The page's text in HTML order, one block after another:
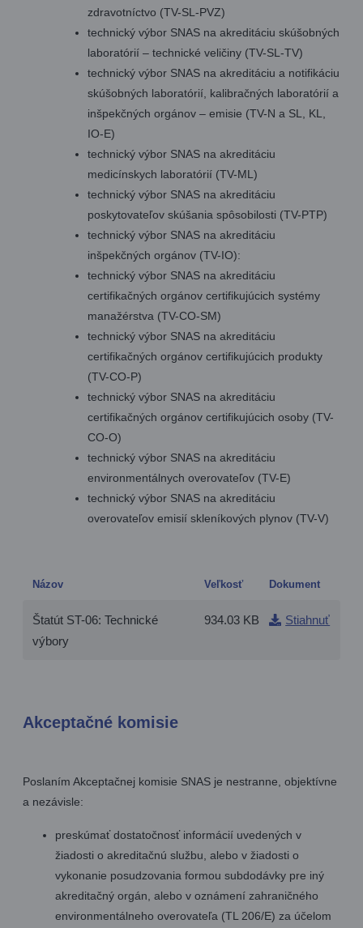
zdravotníctvo (TV-SL-PVZ)
technický výbor SNAS na akreditáciu skúšobných
laboratórií – technické veličiny (TV-SL-TV)
technický výbor SNAS na akreditáciu a notifikáciu
skúšobných laboratórií, kalibračných laboratórií a
inšpekčných orgánov – emisie (TV-N a SL, KL,
IO-E)
technický výbor SNAS na akreditáciu
medicínskych laboratórií (TV-ML)
technický výbor SNAS na akreditáciu
poskytovateľov skúšania spôsobilosti (TV-PTP)
technický výbor SNAS na akreditáciu
inšpekčných orgánov (TV-IO):
technický výbor SNAS na akreditáciu
certifikačných orgánov certifikujúcich systémy
manažérstva (TV-CO-SM)
technický výbor SNAS na akreditáciu
certifikačných orgánov certifikujúcich produkty
(TV-CO-P)
technický výbor SNAS na akreditáciu
certifikačných orgánov certifikujúcich osoby (TV-
CO-O)
technický výbor SNAS na akreditáciu
environmentálnych overovateľov (TV-E)
technický výbor SNAS na akreditáciu
overovateľov emisií skleníkových plynov (TV-V)
Názov Veľkosť Dokument
Štatút ST-06: Technické
výbory
934.03 KB Stiahnuť
Akceptačné komisie
Poslaním Akceptačnej komisie SNAS je nestranne, objektívne
a nezávisle:
preskúmať dostatočnosť informácií uvedených v
žiadosti o akreditačnú službu, alebo v žiadosti o
vykonanie posudzovania formou subdodávky pre iný
akreditačný orgán, alebo v oznámení zahraničného
environmentálneho overovateľa (TL 206/E) za účelom